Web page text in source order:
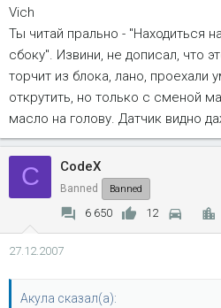
Vich
Ты читай прально - "Находиться
сбоку". Извини, не дописал, что
торчит из блока, лано, проехали
открутить, но только с сменой
масло на голову. Датчик видно
C CodeX
Banned Banned
6 650 12
27.12.2007
Акула сказал(а):